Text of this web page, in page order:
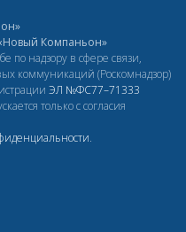
Компаньон»
по надзору в сфере связи,
коммуникаций (Роскомнадзор)
ЭЛ №ФС77–71333
только с согласия
.